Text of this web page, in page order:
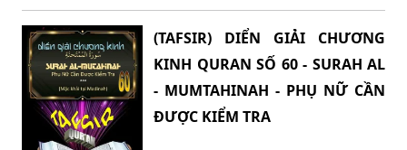
(TAFSIR) DIỂN GIẢI CHƯƠNG
KINH QURAN SỐ 60 - SURAH AL
- MUMTAHINAH - PHỤ NỮ CẦN
ĐƯỢC KIỂM TRA